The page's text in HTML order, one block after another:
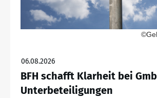
06.08.2026
BFH schafft Klarheit bei
Unterbeteiligungen